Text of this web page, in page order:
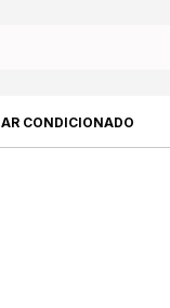
AR CONDICIONADO